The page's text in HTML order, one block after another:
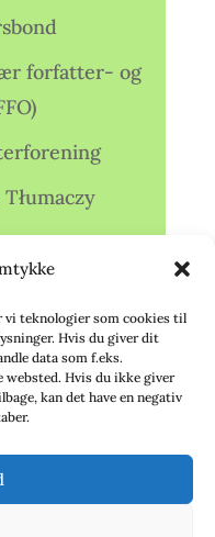
vi teknologier som cookies til
Hvis du giver dit
data som f.eks.
Hvis du ikke giver
kan det have en negativ
forfatter- og
(Ö.)
(ÖC)
(VdÜ)